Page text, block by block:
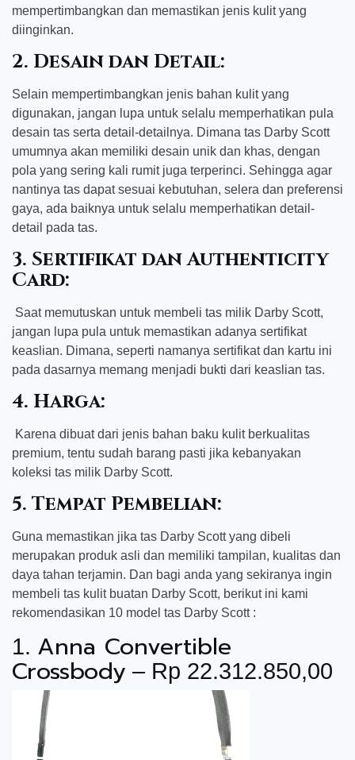
mempertimbangkan dan memastikan jenis kulit yang
diinginkan.
2. Desain dan Detail:
Selain mempertimbangkan jenis bahan kulit yang
digunakan, jangan lupa untuk selalu memperhatikan pula
desain tas serta detail-detailnya. Dimana tas Darby Scott
umumnya akan memiliki desain unik dan khas, dengan
pola yang sering kali rumit juga terperinci. Sehingga agar
nantinya tas dapat sesuai kebutuhan, selera dan preferensi
gaya, ada baiknya untuk selalu memperhatikan detail-
detail pada tas.
3. Sertifikat dan Authenticity
Card:
Saat memutuskan untuk membeli tas milik Darby Scott,
jangan lupa pula untuk memastikan adanya sertifikat
keaslian. Dimana, seperti namanya sertifikat dan kartu ini
pada dasarnya memang menjadi bukti dari keaslian tas.
4. Harga:
Karena dibuat dari jenis bahan baku kulit berkualitas
premium, tentu sudah barang pasti jika kebanyakan
koleksi tas milik Darby Scott.
5. Tempat Pembelian:
Guna memastikan jika tas Darby Scott yang dibeli
merupakan produk asli dan memiliki tampilan, kualitas dan
daya tahan terjamin. Dan bagi anda yang sekiranya ingin
membeli tas kulit buatan Darby Scott, berikut ini kami
rekomendasikan 10 model tas Darby Scott :
1. Anna Convertible
Crossbody – Rp 22.312.850,00